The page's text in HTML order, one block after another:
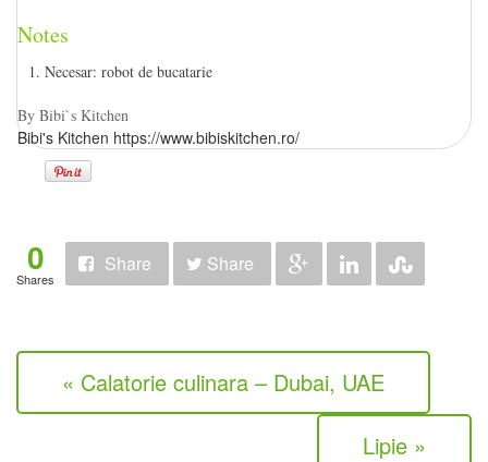
Notes
Necesar: robot de bucatarie
By Bibi`s Kitchen
Bibi's Kitchen https://www.bibiskitchen.ro/
0
Shares
Share Share
« Calatorie culinara – Dubai, UAE
Lipie »